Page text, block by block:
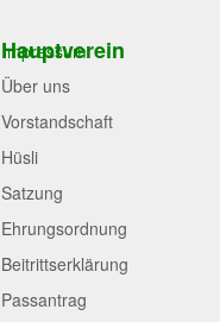
Hauptverein
Über uns
Vorstandschaft
Hüsli
Satzung
Ehrungsordnung
Beitrittserklärung
Passantrag
Impressum